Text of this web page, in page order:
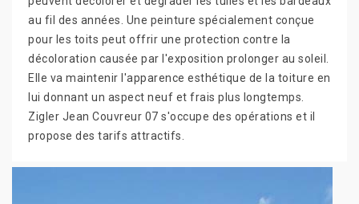
au fil des années. Une peinture spécialement conçue
pour les toits peut offrir une protection contre la
décoloration causée par l'exposition prolonger au soleil.
Elle va maintenir l'apparence esthétique de la toiture en
lui donnant un aspect neuf et frais plus longtemps.
Zigler Jean Couvreur 07 s'occupe des opérations et il
propose des tarifs attractifs.